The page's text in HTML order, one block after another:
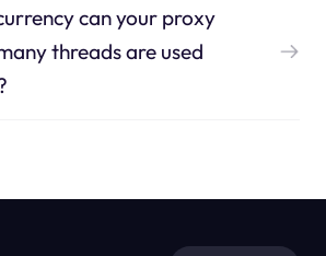
can your proxy
threads are used